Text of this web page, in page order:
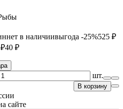
нет в наличиивыгода -25%525 ₽
40 ₽
шт.
В корзину
сайте